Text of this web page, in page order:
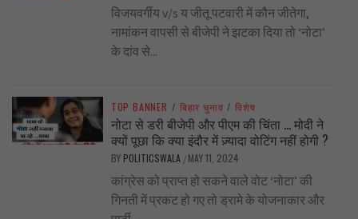
विजयवर्गीय v/s य जीतू पटवारी में कौन जीतेगा,
नामांकन वापसी से बीजेपी ने झटका दिया तो ‘नोटा’
के दांव से...
TOP BANNER / बिहार चुनाव / विशेष
नोटा से डरी बीजेपी और पीएम की चिंता … मोदी ने
क्यों पूछा कि क्या इंदौर में ज़्यादा वोटिंग नहीं होगी ?
BY POLITICSWALA / MAY 11, 2024
कांग्रेस को प्राप्त हो सकने वाले वोट ‘नोटा’ की
गिनती में प्रकट हो गए तो ड्रामे के योजनाकार और